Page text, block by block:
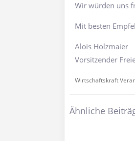
Wir würden uns
Mit besten
Alois Holzmaier
Vorsitzender
Wirtschaftskraft
Ähnliche